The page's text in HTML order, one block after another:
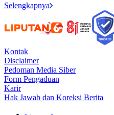
Selengkapnya
Kontak
Disclaimer
Pedoman Media Siber
Form Pengaduan
Karir
Hak Jawab dan Koreksi Berita